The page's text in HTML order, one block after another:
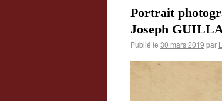
Portrait
Joseph
Publié le 30 mars 2019 par